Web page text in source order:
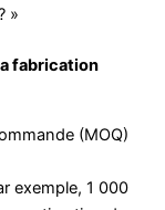
»
fabrication
(MOQ)
exemple, 1 000